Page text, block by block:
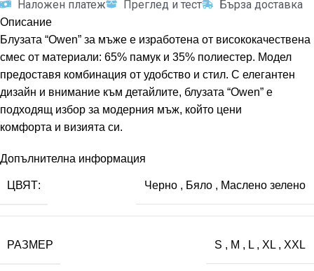
Наложен платеж Преглед и тест Бърза доставка
Описание
Блузата “Owen” за мъже е изработена от висококачествена
смес от материали: 65% памук и 35% полиестер. Mодел
предоставя комбинация от удобство и стил. С елегантен
дизайн и внимание към детайлите, блузата “Owen” е
подходящ избор за модерния мъж, който цени
комфорта и визията си.
Допълнителна информация
ЦВЯТ: Черно , Бяло , Маслено зелено
РАЗМЕР S , M , L , XL , XXL